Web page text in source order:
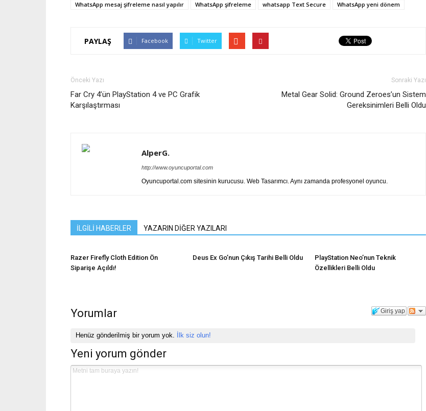
WhatsApp mesaj şifreleme nasıl yapılır
WhatsApp şifreleme whatsapp Text Secure WhatsApp yeni dönem
PAYLAŞ Facebook Twitter
Önceki Yazı
Far Cry 4’ün PlayStation 4 ve PC Grafik
Karşılaştırması
Sonraki Yazı
Metal Gear Solid: Ground Zeroes’un Sistem
Gereksinimleri Belli Oldu
AlperG.
http://www.oyuncuportal.com
Oyuncuportal.com sitesinin kurucusu. Web Tasarımcı. Aynı zamanda profesyonel oyuncu.
İLGİLİ HABERLER YAZARIN DİĞER YAZILARI
Razer Firefly Cloth Edition Ön
Siparişe Açıldı!
Deus Ex Go’nun Çıkış Tarihi Belli Oldu
PlayStation Neo’nun Teknik
Özellikleri Belli Oldu
Giriş yap
Yorumlar
Henüz gönderilmiş bir yorum yok. İlk siz olun!
Yeni yorum gönder